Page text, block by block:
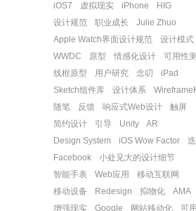
iOS7
虚拟现实 iPhone
HIG
设计规范
职业成长
Julie Zhuo
Apple Watch界面设计规范
设计模式
WWDC
原型 情感化设计
可用性
线框原型
用户研究 念叨
iPad
Sketch组件库
设计体系
随笔
反馈 响应式Web设计
触屏
简约设计
引导 Unity
AR
Design System
iOS Wow Factor
Facebook
小处见大的设计细节
智能手表
Web应用
移动互联网
移动设备
Redesign 拟物化
AMA
增强现实
Google 网站移动化
可